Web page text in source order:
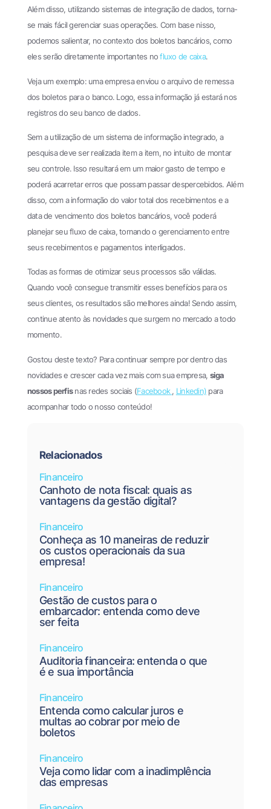
Além disso, utilizando sistemas de integração de dados, torna-
se mais fácil gerenciar suas operações. Com base nisso,
podemos salientar, no contexto dos boletos bancários, como
eles serão diretamente importantes nofluxo de caixa.
Veja um exemplo: uma empresa enviou o arquivo de remessa
dos boletos para o banco. Logo, essa informação já estará nos
registros do seu banco de dados.
Sem a utilização de um sistema de informação integrado, a
pesquisa deve ser realizada item a item, no intuito de montar
seu controle. Isso resultará em um maior gasto de tempo e
poderá acarretar erros que possam passar despercebidos. Além
disso, com a informação do valor total dos recebimentos e a
data de vencimento dos boletos bancários, você poderá
planejar seu fluxo de caixa, tornando o gerenciamento entre
seus recebimentos e pagamentos interligados.
Todas as formas de otimizar seus processos são válidas.
Quando você consegue transmitir esses benefícios para os
seus clientes, os resultados são melhores ainda! Sendo assim,
continue atento às novidades que surgem no mercado a todo
momento.
Gostou deste texto? Para continuar sempre por dentro das
novidades e crescer cada vez mais com sua empresa, siga
nossos perfisnas redes sociais (Facebook, Linkedin) para
acompanhar todo o nosso conteúdo!
Relacionados
Financeiro
Canhoto de nota fiscal: quais as
vantagens da gestão digital?
Financeiro
Conheça as 10 maneiras de reduzir
os custos operacionais da sua
empresa!
Financeiro
Gestão de custos para o
embarcador: entenda como deve
ser feita
Financeiro
Auditoria financeira: entenda o que
é e sua importância
Financeiro
Entenda como calcular juros e
multas ao cobrar por meio de
boletos
Financeiro
Veja como lidar com a inadimplência
das empresas